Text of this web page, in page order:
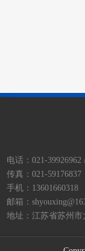
电话：021-39926962
传真：021-59176837
手机：13601660318
邮箱：
地址：江苏省苏州